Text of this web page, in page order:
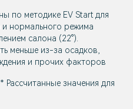
по методике EV Start для
и нормального режима
салона (22°).
меньше из-за осадков,
и прочих факторов
Рассчитанные значения для